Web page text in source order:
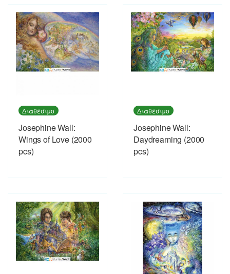
Διαθέσιμο
Josephine Wall:
Wings of Love (2000
pcs)
Διαθέσιμο
Josephine Wall:
Daydreaming (2000
pcs)